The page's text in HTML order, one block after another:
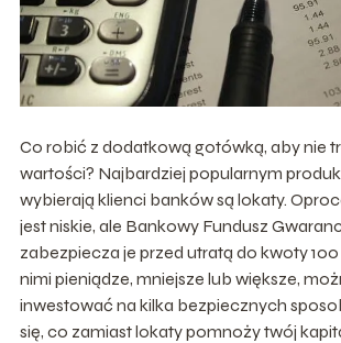
Co robić z dodatkową gotówką, aby nie
wartości? Najbardziej popularnym
wybierają klienci banków są lokaty.
jest niskie, ale Bankowy Fundusz
zabezpiecza je przed utratą do kwoty
nimi pieniądze, mniejsze lub większe,
inwestować na kilka bezpiecznych
się, co zamiast lokaty pomnoży twój